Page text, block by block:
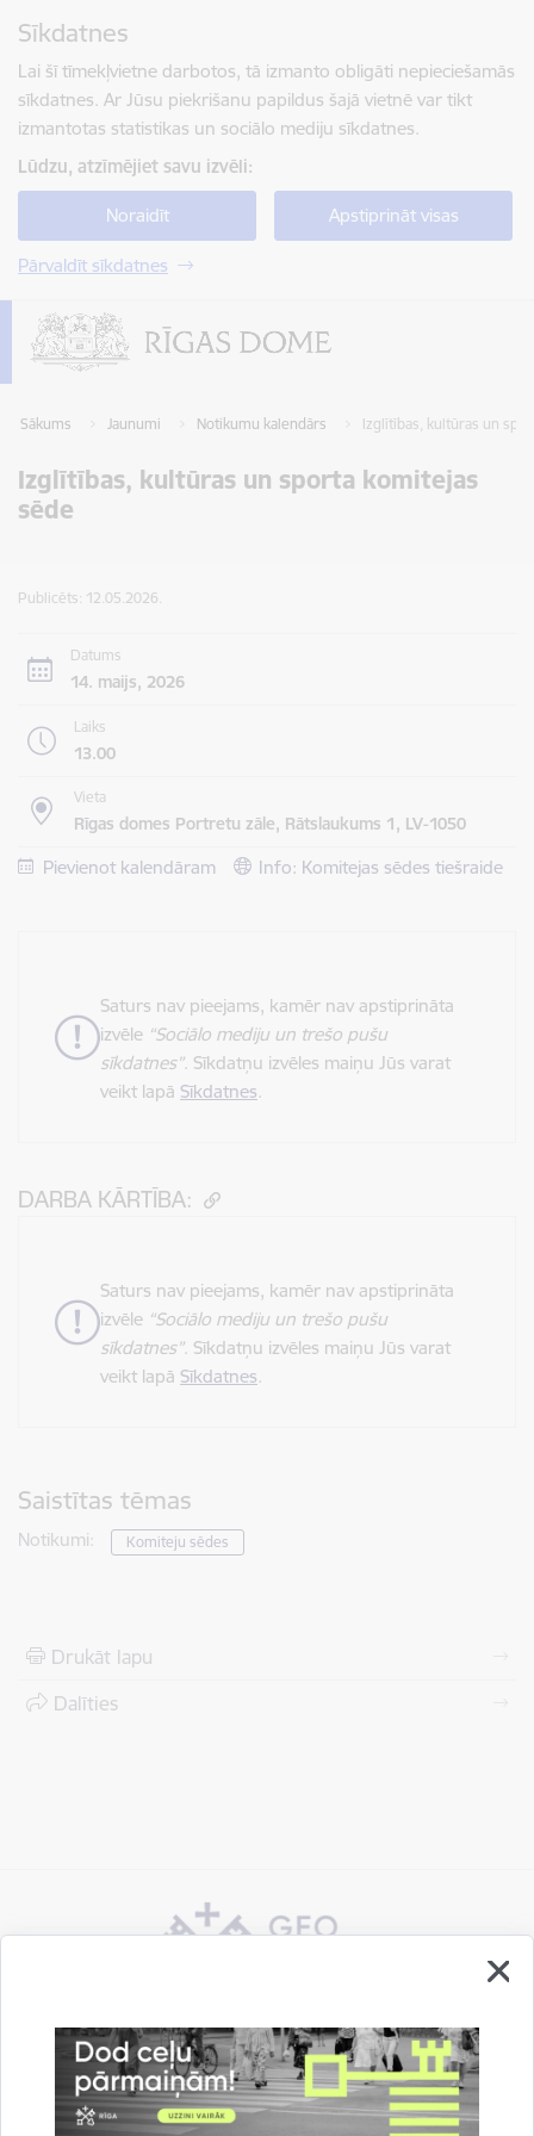
Sīkdatnes
Lai šī tīmekļvietne darbotos, tā izmanto obligāti nepieciešamās
sīkdatnes. Ar Jūsu piekrišanu papildus šajā vietnē var tikt
izmantotas statistikas un sociālo mediju sīkdatnes.
Lūdzu, atzīmējiet savu izvēli:
Noraidīt Apstiprināt visas
Pārvaldīt sīkdatnes
Sākums Jaunumi Notikumu kalendārs Izglītības, kultūras un
Izglītības, kultūras un sporta komitejas
sēde
Publicēts: 12.05.2026.
Datums
14. maijs, 2026
Laiks
13.00
Vieta
Rīgas domes Portretu zāle, Rātslaukums 1, LV-1050
Pievienot kalendāram Info: Komitejas sēdes tiešraide
Saturs nav pieejams, kamēr nav apstiprināta
izvēle “Sociālo mediju un trešo pušu
sīkdatnes”. Sīkdatņu izvēles maiņu Jūs varat
veikt lapā Sīkdatnes.
DARBA KĀRTĪBA:
Saturs nav pieejams, kamēr nav apstiprināta
izvēle “Sociālo mediju un trešo pušu
sīkdatnes”. Sīkdatņu izvēles maiņu Jūs varat
veikt lapā Sīkdatnes.
Saistītas tēmas
Notikumi: Komiteju sēdes
Drukāt lapu
Dalīties
Vai šī informācija bija noderīga?